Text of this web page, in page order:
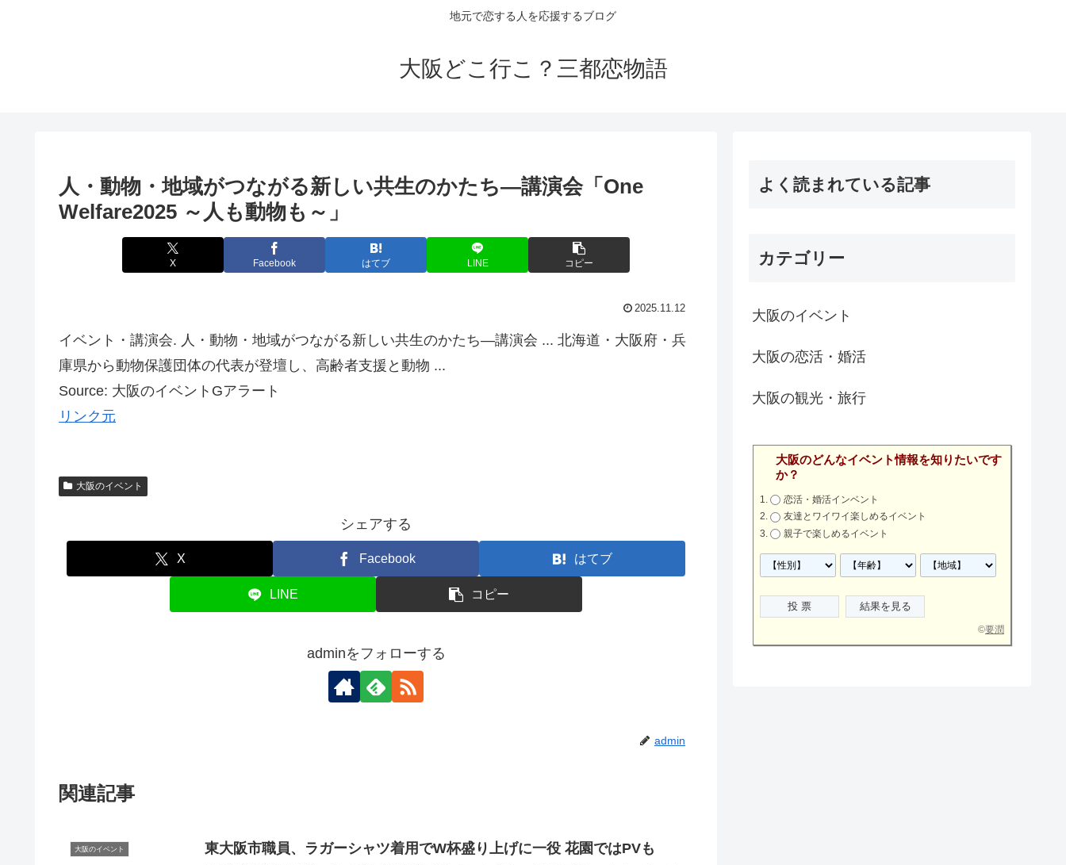
地元で恋する人を応援するブログ
大阪どこ行こ？三都恋物語
人・動物・地域がつながる新しい共生のかたち―講演会「One
Welfare2025 ～人も動物も～」
X Facebook はてブ LINE コピー
2025.11.12
イベント・講演会. 人・動物・地域がつながる新しい共生のかたち―講演会 ... 北海道・大阪府・兵
庫県から動物保護団体の代表が登壇し、高齢者支援と動物 ...
Source: 大阪のイベントGアラート
リンク元
大阪のイベント
シェアする
X Facebook はてブ
LINE コピー
adminをフォローする
admin
関連記事
大阪のイベント 東大阪市職員、ラガーシャツ着用でW杯盛り上げに一役 花園ではPVも
よく読まれている記事
カテゴリー
大阪のイベント
大阪の恋活・婚活
大阪の観光・旅行
大阪のどんなイベント情報を知りたいです
か？
恋活・婚活インベント
友達とワイワイ楽しめるイベント
親子で楽しめるイベント
©要潤